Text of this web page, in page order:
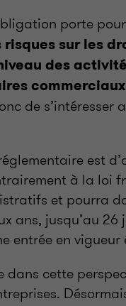
porte pour
sur les
des
de s’intéresser
est
à la loi
et pourra
ans, jusqu’au
entrée en
dans cette